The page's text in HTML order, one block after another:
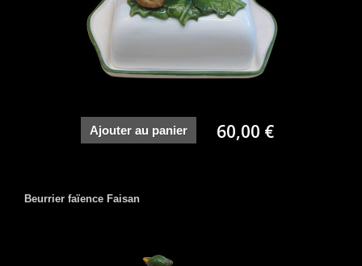
Ajouter au panier 60,00 €
Beurrier faïence Faisan